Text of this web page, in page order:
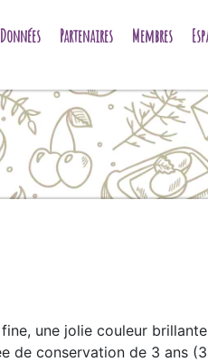
Partenaires Membres
une jolie couleur
conservation de 3 ans